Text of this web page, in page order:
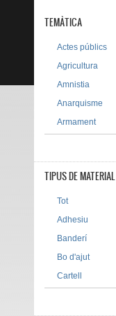
TEMÀTICA
Actes públics
Agricultura
Amnistia
Anarquisme
Armament
TIPUS DE MATERIAL
Tot
Adhesiu
Banderí
Bo d'ajut
Cartell